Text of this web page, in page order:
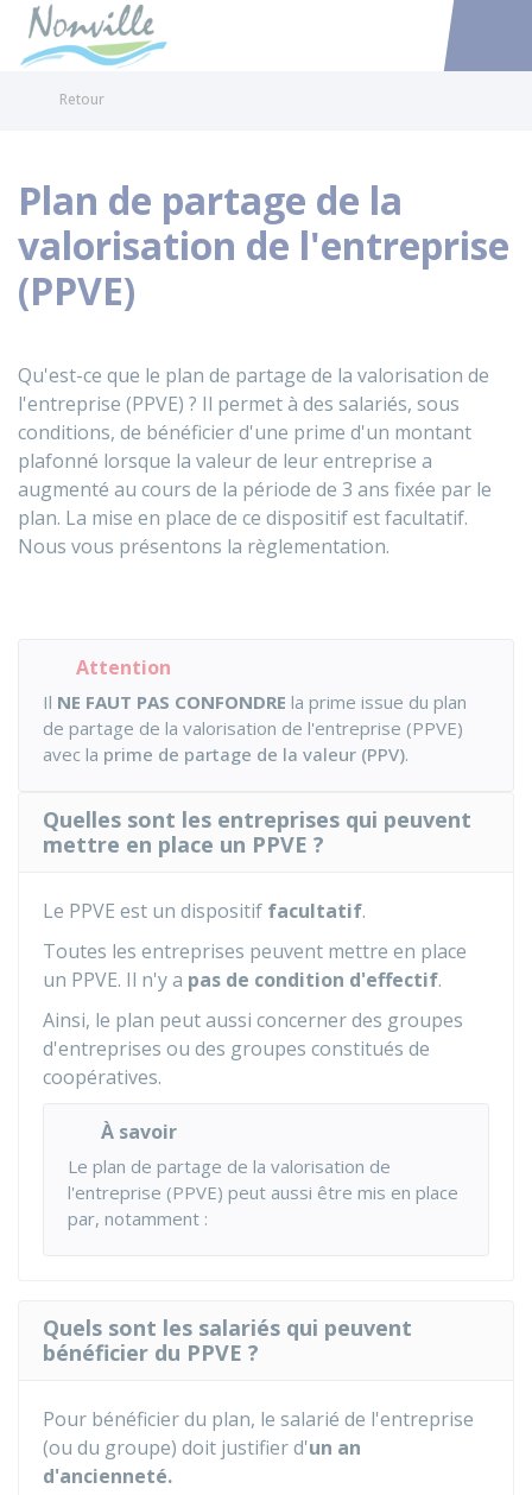
Accéder
Retour
Plan de partage de la
valorisation de l'entreprise
(PPVE)
Qu'est-ce que le plan de partage de la valorisation de
l'entreprise (PPVE) ? Il permet à des salariés, sous
conditions, de bénéficier d'une prime d'un montant
plafonné lorsque la valeur de leur entreprise a
augmenté au cours de la période de 3 ans fixée par le
plan. La mise en place de ce dispositif est facultatif.
Nous vous présentons la règlementation.
Attention
Il NE FAUT PAS CONFONDRE la prime issue du plan
de partage de la valorisation de l'entreprise (PPVE)
avec la prime de partage de la valeur (PPV).
Quelles sont les entreprises qui peuvent
mettre en place un PPVE ?
Le PPVE est un dispositif facultatif.
Toutes les entreprises peuvent mettre en place
un PPVE. Il n'y a pas de condition d'effectif.
Ainsi, le plan peut aussi concerner des groupes
d'entreprises ou des groupes constitués de
coopératives.
À savoir
Le plan de partage de la valorisation de
l'entreprise (PPVE) peut aussi être mis en place
par, notamment :
Quels sont les salariés qui peuvent
bénéficier du PPVE ?
Pour bénéficier du plan, le salarié de l'entreprise
(ou du groupe) doit justifier d'un an
d'ancienneté.